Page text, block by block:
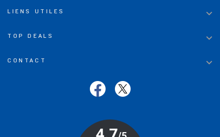
LIENS UTILES 
TOP DEALS 
CONTACT 